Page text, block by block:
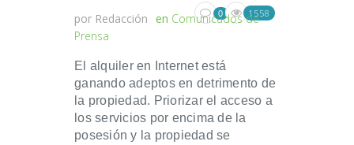
por Redacción en Comunicados de
Prensa
0 1558
El alquiler en Internet está
ganando adeptos en detrimento de
la propiedad. Priorizar el acceso a
los servicios por encima de la
posesión y la propiedad se